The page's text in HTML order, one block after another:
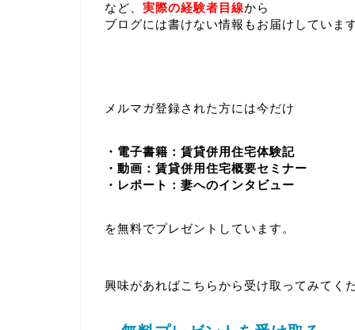
など、 実際の経験者目線から
ブログには書けない情報もお届けしています
メルマガ登録された方には今だけ
・電子書籍：賃貸併用住宅体験記
・動画：賃貸併用住宅概要セミナー
・レポート：妻へのインタビュー
を無料でプレゼントしています。
興味があればこちらから受け取ってみてく